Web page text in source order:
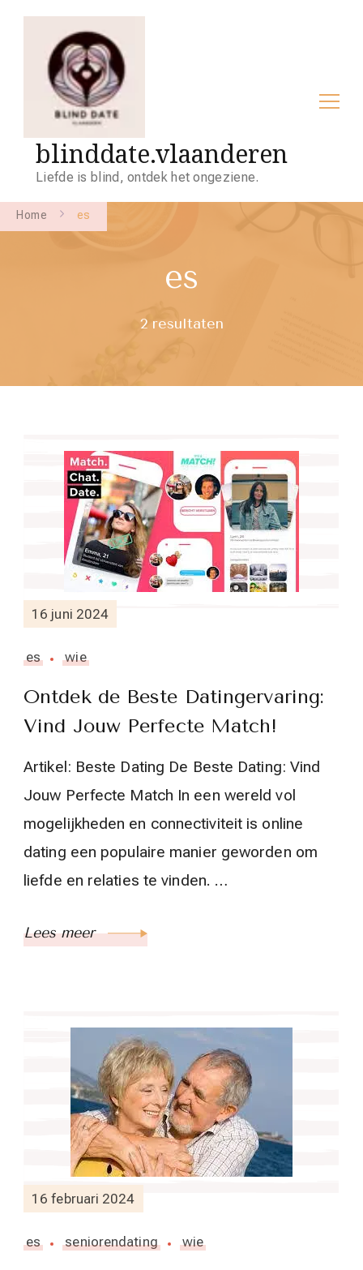
blinddate.vlaanderen
Liefde is blind, ontdek het ongeziene.
Home es
es
2 resultaten
16 juni 2024
es wie
Ontdek de Beste Datingervaring:
Vind Jouw Perfecte Match!
Artikel: Beste Dating De Beste Dating: Vind
Jouw Perfecte Match In een wereld vol
mogelijkheden en connectiviteit is online
dating een populaire manier geworden om
liefde en relaties te vinden. …
Lees meer
16 februari 2024
es seniorendating wie